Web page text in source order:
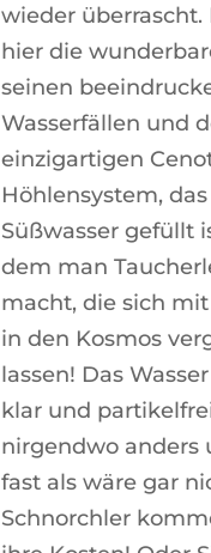
wieder überrascht.
hier die
seinen
Wasserfällen und
einzigartigen
Höhlensystem,
Süßwasser gefüllt
dem man
macht, die sich
in den Kosmos
lassen! Das
klar und
nirgendwo anders
fast als wäre gar
Schnorchler